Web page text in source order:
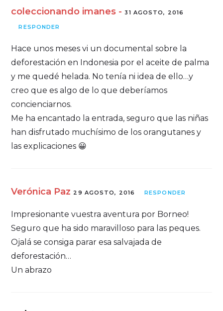
coleccionando imanes - 31 AGOSTO, 2016
RESPONDER
Hace unos meses vi un documental sobre la
deforestación en Indonesia por el aceite de palma
y me quedé helada. No tenía ni idea de ello…y
creo que es algo de lo que deberíamos
concienciarnos.
Me ha encantado la entrada, seguro que las niñas
han disfrutado muchísimo de los orangutanes y
las explicaciones 😀
Verónica Paz 29 AGOSTO, 2016 RESPONDER
Impresionante vuestra aventura por Borneo!
Seguro que ha sido maravilloso para las peques.
Ojalá se consiga parar esa salvajada de
deforestación…
Un abrazo